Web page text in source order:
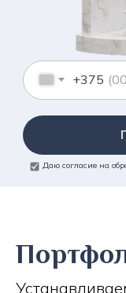
+375
Даю согласие на